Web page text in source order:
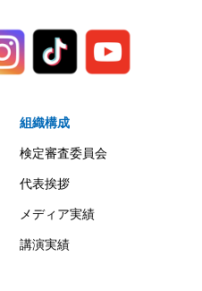
組織構成
検定審査委員会
代表挨拶
メディア実績
講演実績